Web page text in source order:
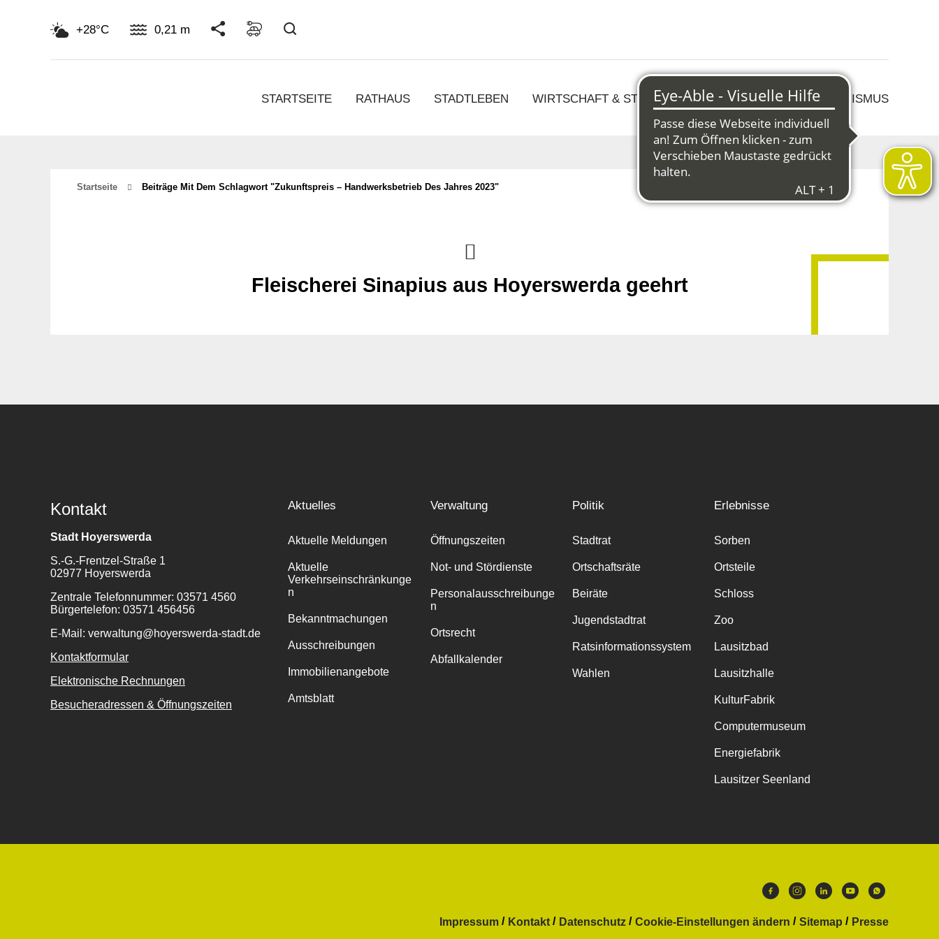
+28°C 0,21 m
STARTSEITE RATHAUS STADTLEBEN WIRTSCHAFT & STRUKTURWANDEL KULTUR & TOURISMUS
Startseite Beiträge Mit Dem Schlagwort "Zukunftspreis – Handwerksbetrieb Des Jahres 2023"
Fleischerei Sinapius aus Hoyerswerda geehrt
Kontakt
Stadt Hoyerswerda
S.-G.-Frentzel-Straße 1
02977 Hoyerswerda
Zentrale Telefonnummer: 03571 4560
Bürgertelefon: 03571 456456
E-Mail: verwaltung@hoyerswerda-stadt.de
Kontaktformular
Elektronische Rechnungen
Besucheradressen & Öffnungszeiten
Aktuelles
Aktuelle Meldungen
Aktuelle
Verkehrseinschränkunge
n
Bekanntmachungen
Ausschreibungen
Immobilienangebote
Amtsblatt
Verwaltung
Öffnungszeiten
Not- und Stördienste
Personalausschreibunge
n
Ortsrecht
Abfallkalender
Politik
Stadtrat
Ortschaftsräte
Beiräte
Jugendstadtrat
Ratsinformationssystem
Wahlen
Erlebnisse
Sorben
Ortsteile
Schloss
Zoo
Lausitzbad
Lausitzhalle
KulturFabrik
Computermuseum
Energiefabrik
Lausitzer Seenland
Impressum Kontakt Datenschutz Cookie-Einstellungen ändern Sitemap
Presse